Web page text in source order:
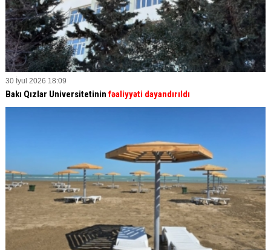
30 İyul 2026 18:09
Bakı Qızlar Universitetinin fəaliyyəti dayandırıldı